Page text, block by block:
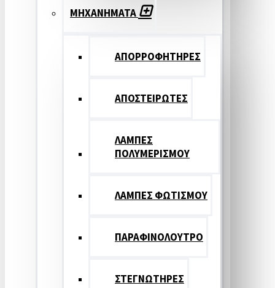
ΜΗΧΑΝΗΜΑΤΑ
ΑΠΟΡΡΟΦΗΤΗΡΕΣ
ΑΠΟΣΤΕΙΡΩΤΕΣ
ΛΑΜΠΕΣ
ΠΟΛΥΜΕΡΙΣΜΟΥ
ΛΑΜΠΕΣ ΦΩΤΙΣΜΟΥ
ΠΑΡΑΦΙΝΟΛΟΥΤΡΟ
ΣΤΕΓΝΩΤΗΡΕΣ